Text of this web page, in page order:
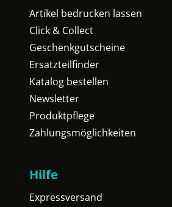
Artikel bedrucken lassen
Click & Collect
Geschenkgutscheine
Ersatzteilfinder
Katalog bestellen
Newsletter
Produktpflege
Zahlungsmöglichkeiten
Hilfe
Expressversand